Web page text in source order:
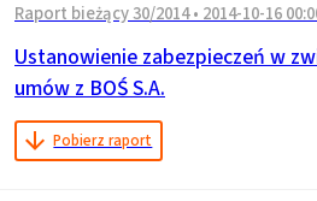
Raport bieżący 30/2014 • 2014-10-16
Ustanowienie zabezpieczeń w
umów z BOŚ S.A.
Pobierz raport